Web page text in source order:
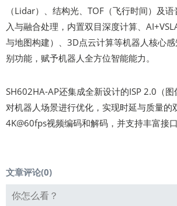
（Lidar）、结构光、TOF（飞行时间）及
入与融合处理，内置双目深度计算、
与地图构建）、3D点云计算等机器人核心
别功能，赋予机器人全方位智能能力。
SH602HA-AP还集成全新设计的ISP 2.0（
对机器人场景进行优化，实现时延与质量的
4K@60fps视频编码和解码，并支持丰富接口
文章评论(0)